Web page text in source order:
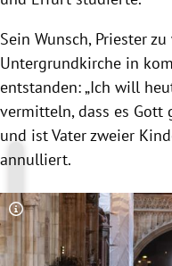
Sein Wunsch, Priester
Untergrundkirche in
entstanden: „Ich will
vermitteln, dass es Gott
und ist Vater zweier
annulliert.
Copyright-Hinweis